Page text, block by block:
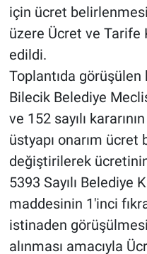
için ücret
üzere Ücret ve Tarife
edildi.
Toplantıda
Bilecik Belediye
ve 152 sayılı
üstyapı onarım ücret
değiştirilerek
5393 Sayılı Belediye
maddesinin 1'inci
istinaden
alınması amacıyla